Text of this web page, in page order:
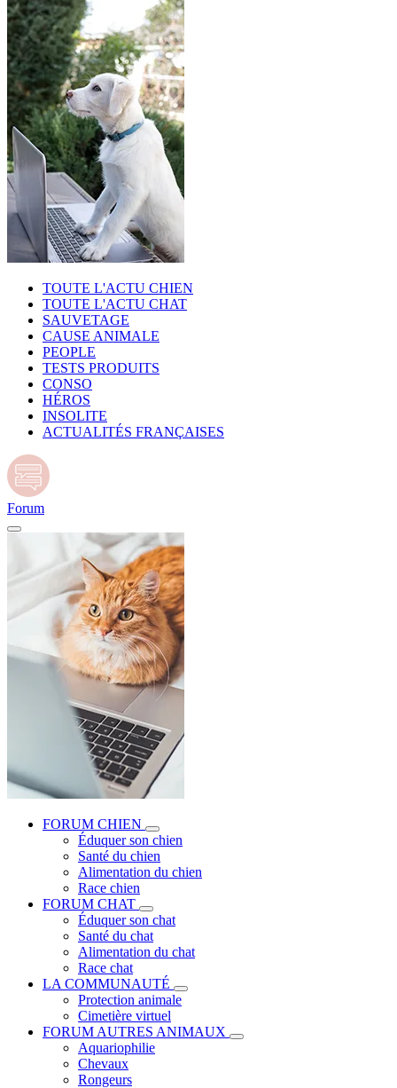
TOUTE L'ACTU CHIEN
TOUTE L'ACTU CHAT
SAUVETAGE
CAUSE ANIMALE
PEOPLE
TESTS PRODUITS
CONSO
HÉROS
INSOLITE
ACTUALITÉS FRANÇAISES
Forum
FORUM CHIEN
Éduquer son chien
Santé du chien
Alimentation du chien
Race chien
FORUM CHAT
Éduquer son chat
Santé du chat
Alimentation du chat
Race chat
LA COMMUNAUTÉ
Protection animale
Cimetière virtuel
FORUM AUTRES ANIMAUX
Aquariophilie
Chevaux
Rongeurs